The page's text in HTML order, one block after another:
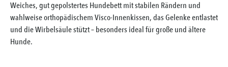
Weiches, gut gepolstertes Hundebett mit stabilen Rändern und
wahlweise orthopädischem Visco-Innenkissen, das Gelenke entlastet
und die Wirbelsäule stützt – besonders ideal für große und ältere
Hunde.